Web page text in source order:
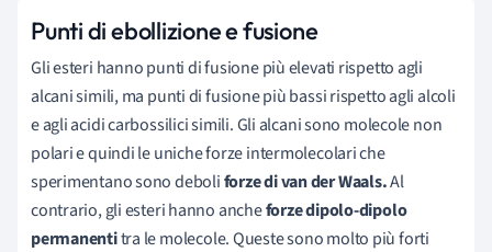
Punti di ebollizione e fusione
Gli esteri hanno punti di fusione più elevati rispetto agli
alcani simili, ma punti di fusione più bassi rispetto agli alcoli
e agli acidi carbossilici simili. Gli alcani sono molecole non
polari e quindi le uniche forze intermolecolari che
sperimentano sono deboliforze di van der Waals.Al
contrario, gli esteri hanno ancheforze dipolo-dipolo
permanentitra le molecole. Queste sono molto più forti